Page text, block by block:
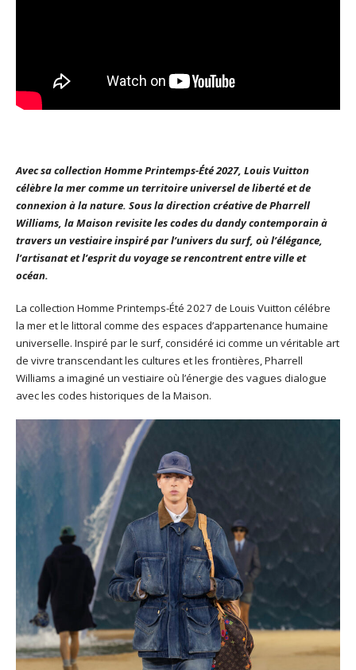
Avec sa collection Homme Printemps-Été 2027, Louis Vuitton
célèbre la mer comme un territoire universel de liberté et de
connexion à la nature. Sous la direction créative de Pharrell
Williams, la Maison revisite les codes du dandy contemporain à
travers un vestiaire inspiré par l’univers du surf, où l’élégance,
l’artisanat et l’esprit du voyage se rencontrent entre ville et
océan.
La collection Homme Printemps-Été 2027 de Louis Vuitton célébre
la mer et le littoral comme des espaces d’appartenance humaine
universelle. Inspiré par le surf, considéré ici comme un véritable art
de vivre transcendant les cultures et les frontières, Pharrell
Williams a imaginé un vestiaire où l’énergie des vagues dialogue
avec les codes historiques de la Maison.